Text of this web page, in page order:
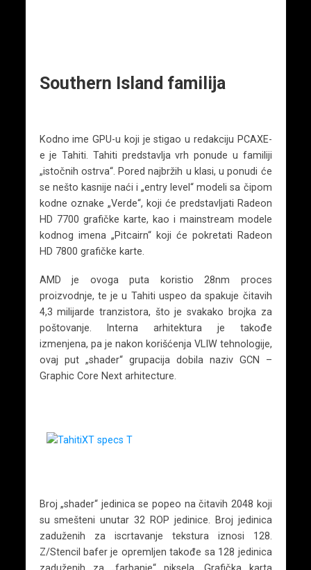
Southern Island familija
Kodno ime GPU-u koji je stigao u redakciju PCAXE-
e je Tahiti. Tahiti predstavlja vrh ponude u familiji
„istočnih ostrva“. Pored najbržih u klasi, u ponudi će
se nešto kasnije naći i „entry level“ modeli sa čipom
kodne oznake „Verde“, koji će predstavljati Radeon
HD 7700 grafičke karte, kao i mainstream modele
kodnog imena „Pitcairn“ koji će pokretati Radeon
HD 7800 grafičke karte.
AMD je ovoga puta koristio 28nm proces
proizvodnje, te je u Tahiti uspeo da spakuje čitavih
4,3 milijarde tranzistora, što je svakako brojka za
poštovanje. Interna arhitektura je takođe
izmenjena, pa je nakon korišćenja VLIW tehnologije,
ovaj put „shader“ grupacija dobila naziv GCN –
Graphic Core Next arhitecture.
Broj „shader“ jedinica se popeo na čitavih 2048 koji
su smešteni unutar 32 ROP jedinice. Broj jedinica
zaduženih za iscrtavanje tekstura iznosi 128.
Z/Stencil bafer je opremljen takođe sa 128 jedinica